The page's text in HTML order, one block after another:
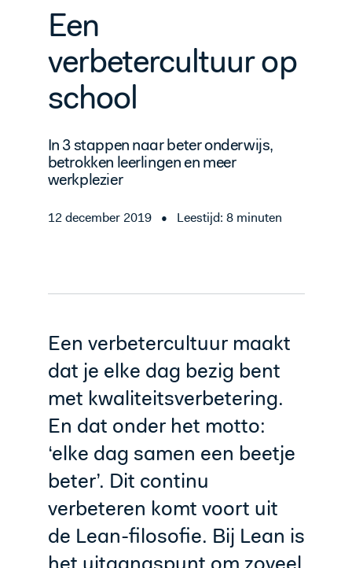
Een
verbetercultuur op
school
In 3 stappen naar beter onderwijs,
betrokken leerlingen en meer
werkplezier
12 december 2019 • Leestijd: 8 minuten
Een verbetercultuur maakt
dat je elke dag bezig bent
met kwaliteitsverbetering.
En dat onder het motto:
‘elke dag samen een beetje
beter’. Dit continu
verbeteren komt voort uit
de Lean-filosofie. Bij Lean is